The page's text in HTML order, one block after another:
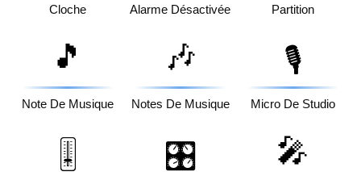
Cloche Alarme Désactivée Partition
🎵
Note De Musique
🎶
Notes De Musique
🎙️
Micro De Studio
🎚️ 🎛️ 🎤